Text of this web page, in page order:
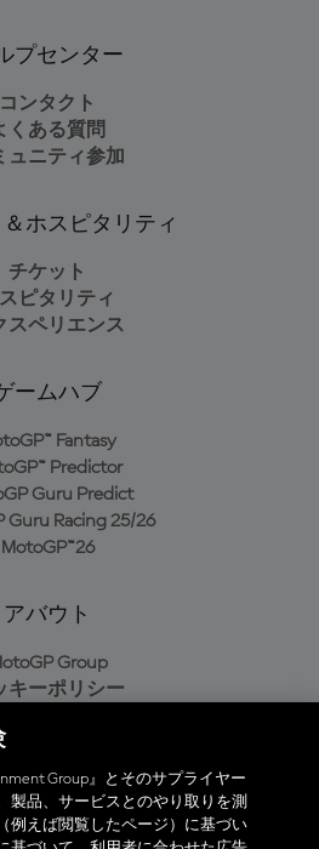
プセンター
コンタクト
くある質問
ュニティ参加
ホスピタリティ
チケット
ピタリティ
スペリエンス
ームハブ
Fantasy
Predictor
Guru Predict
Guru Racing 25/26
MotoGP™26
アバウト
Group
キーポリシー
バシーポリシー
入ポリシーGroup』とそのサプライヤー
製品、サービスとのやり取りを測
例えば閲覧したページ）に基づい